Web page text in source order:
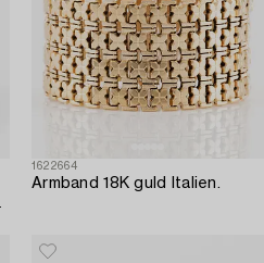
1622664
Armband 18K guld Italien.